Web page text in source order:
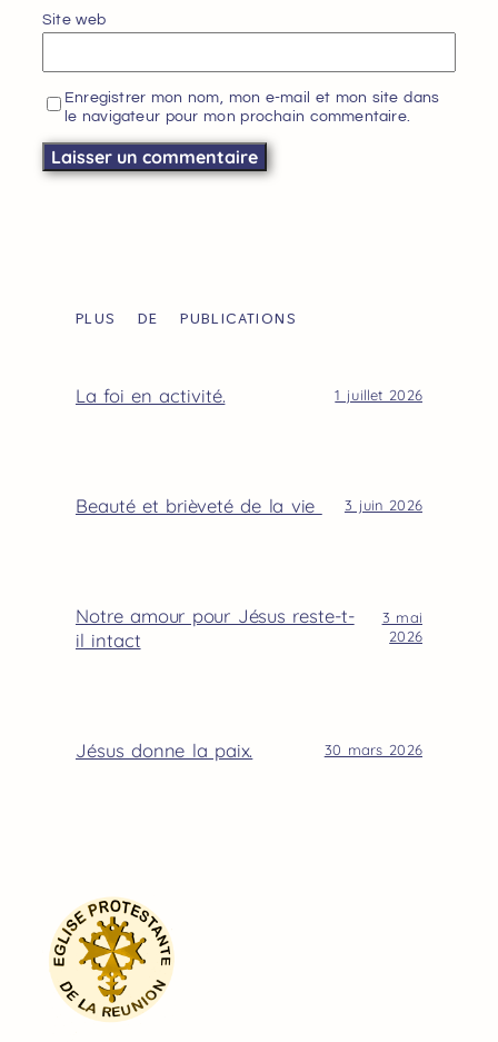
Site web
Enregistrer mon nom, mon e-mail et mon site dans
le navigateur pour mon prochain commentaire.
PLUS DE PUBLICATIONS
La foi en activité. 1 juillet 2026
Beauté et brièveté de la vie 3 juin 2026
Notre amour pour Jésus reste-t-
il intact
3 mai
2026
Jésus donne la paix. 30 mars 2026